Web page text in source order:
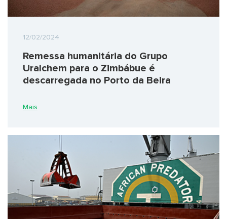
12/02/2024
Remessa humanitária do Grupo
Uralchem para o Zimbábue é
descarregada no Porto da Beira
Mais